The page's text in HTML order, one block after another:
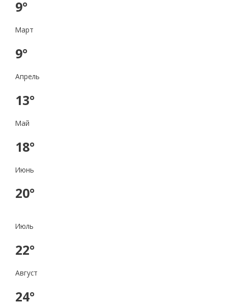
9°
Март
9°
Апрель
13°
Май
18°
Июнь
20°
Июль
22°
Август
24°